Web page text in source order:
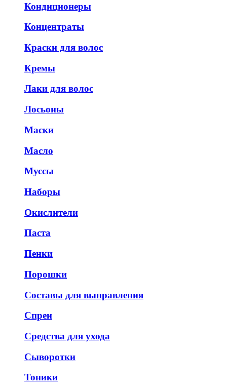
Кондиционеры
Концентраты
Краски для волос
Кремы
Лаки для волос
Лосьоны
Маски
Масло
Муссы
Наборы
Окислители
Паста
Пенки
Порошки
Составы для выправления
Спреи
Средства для ухода
Сыворотки
Тоники